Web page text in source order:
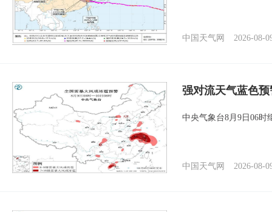
中国天气网 2026-08-
强对流天气蓝色
中央气象台8月9日06时
中国天气网 2026-08-